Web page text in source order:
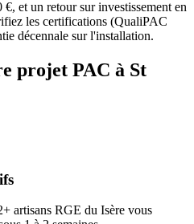
et un retour sur investissement en
les certifications (QualiPAC
décennale sur l'installation.
projet PAC à St
artisans RGE du Isère vous